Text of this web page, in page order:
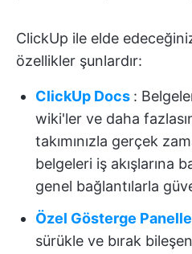
ClickUp ile elde
özellikler şunlardır:
ClickUp Docs :
wiki'ler ve daha
takımınızla gerçek
belgeleri iş akışlarına
genel bağlantılarla
Özel Gösterge
sürükle ve bırak